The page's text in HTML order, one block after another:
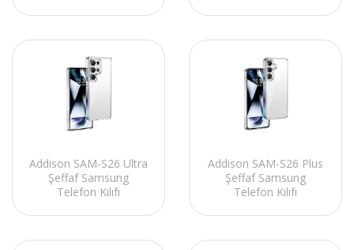
Addison SAM-S26 Ultra
Şeffaf Samsung
Telefon Kılıfı
Addison SAM-S26 Plus
Şeffaf Samsung
Telefon Kılıfı